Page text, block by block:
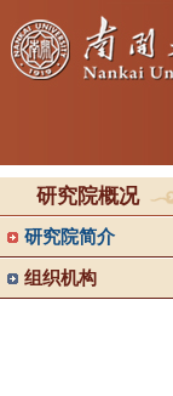
研究院概况
研究院简介
组织机构